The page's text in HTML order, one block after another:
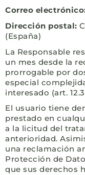
Correo
Dirección postal:
(España)
La Responsable
un mes desde la
prorrogable por
especial
interesado (art.
El usuario tiene
prestado en
a la licitud del
anterioridad.
una reclamación
Protección de
que sus derechos